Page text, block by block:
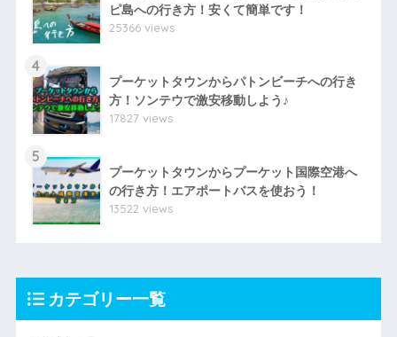
ピ島への行き方！安くて簡単です！
25366 views
4
プーケットタウンからパトンビーチへの行き
方！ソンテウで激安移動しよう♪
17827 views
5
プーケットタウンからプーケット国際空港へ
の行き方！エアポートバスを使おう！
13522 views
カテゴリー一覧